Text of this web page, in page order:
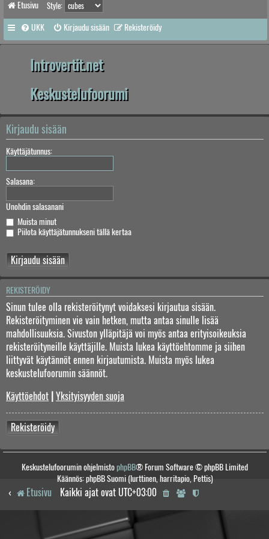
Etusivu Style:
UKK Kirjaudu sisään Rekisteröidy
Introvertit.net
Keskustelufoorumi
Kirjaudu sisään
Käyttäjätunnus:
Salasana:
Unohdin salasanani
Muista minut
Piilota käyttäjätunnukseni tällä kertaa
REKISTERÖIDY
Sinun tulee olla rekisteröitynyt voidaksesi kirjautua sisään.
Rekisteröityminen vie vain hetken, mutta antaa sinulle lisää
mahdollisuuksia. Sivuston ylläpitäjä voi myös antaa erityisoikeuksia
rekisteröityneille käyttäjille. Muista lukea käyttöehtomme ja siihen
liittyvät käytännöt ennen kirjautumista. Muista myös lukea
keskustelufoorumin säännöt.
Käyttöehdot Yksityisyyden suoja
Rekisteröidy
Keskustelufoorumin ohjelmistophpBB® Forum Software © phpBB Limited
Käännös: phpBB Suomi (lurttinen, harritapio, Pettis)
Etusivu Kaikki ajat ovat UTC+03:00